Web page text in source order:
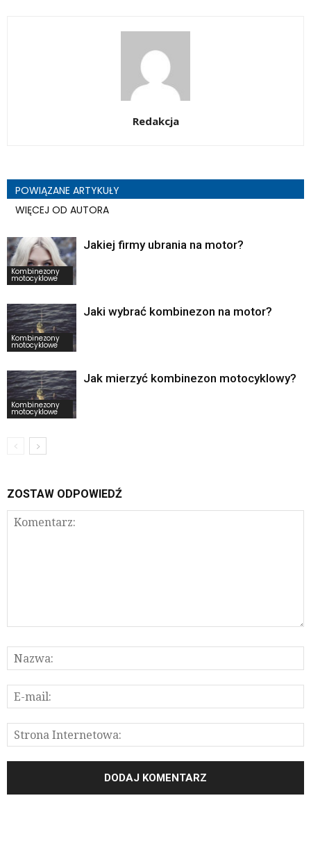
Redakcja
POWIĄZANE ARTYKUŁY
WIĘCEJ OD AUTORA
Kombinezony
motocyklowe
Jakiej firmy ubrania na motor?
Kombinezony
motocyklowe
Jaki wybrać kombinezon na motor?
Kombinezony
motocyklowe
Jak mierzyć kombinezon motocyklowy?
ZOSTAW ODPOWIEDŹ